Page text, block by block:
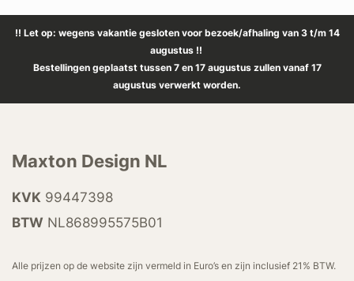
!! Let op: wegens vakantie gesloten voor bezoek/afhaling van 3 t/m 14
augustus !!
Bestellingen geplaatst tussen 7 en 17 augustus zullen vanaf 17
augustus verwerkt worden.
Maxton Design NL
KVK 99447398
BTW NL868995575B01
Alle prijzen op de website zijn vermeld in Euro’s en zijn inclusief 21% BTW.